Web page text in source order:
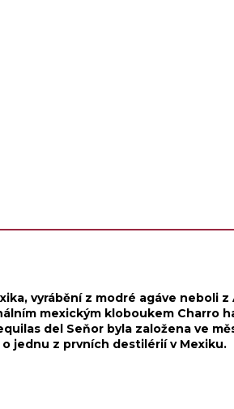
vyrábění z modré agáve neboli z
mexickým kloboukem Charro
del Seňor byla založena ve
jednu z prvních destilérií v Mexiku.